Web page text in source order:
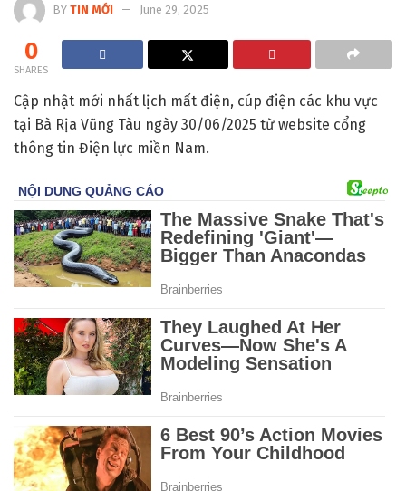
BY TIN MỚI June 29, 2025
0
SHARES
Cập nhật mới nhất lịch mất điện, cúp điện các khu vực
tại Bà Rịa Vũng Tàu ngày 30/06/2025 từ website cổng
thông tin Điện lực miền Nam.